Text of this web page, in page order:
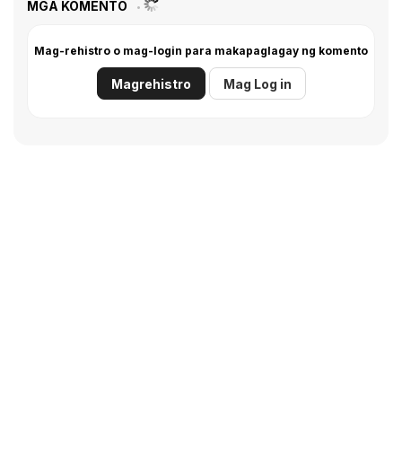
MGA KOMENTO
Mag-rehistro o mag-login para makapaglagay ng komento
Magrehistro Mag Log in